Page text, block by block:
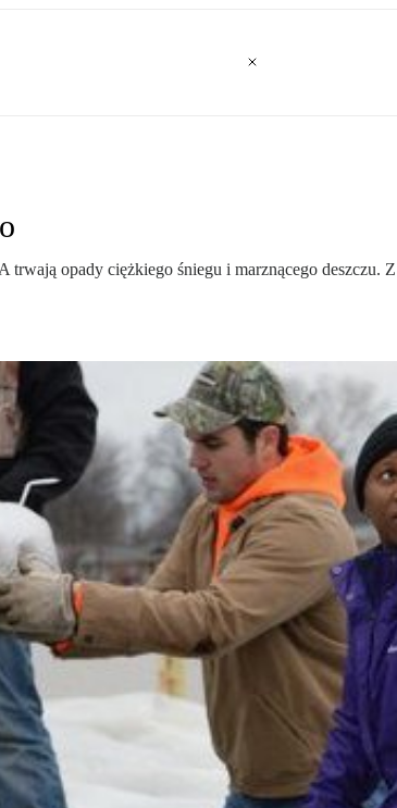
opady ciężkiego śniegu i marznącego